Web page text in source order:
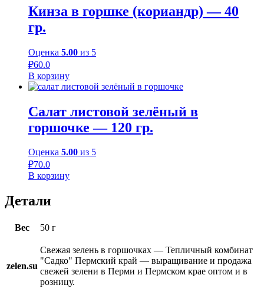
Кинза в горшке (кориандр) — 40
гр.
Оценка 5.00 из 5
₽60.0
В корзину
Салат листовой зелёный в
горшочке — 120 гр.
Оценка 5.00 из 5
₽70.0
В корзину
Детали
Вес 50 г
zelen.su
Свежая зелень в горшочках — Тепличный комбинат
"Садко" Пермский край — выращивание и продажа
свежей зелени в Перми и Пермском крае оптом и в
розницу.